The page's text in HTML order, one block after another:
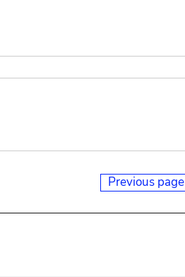
Previous page